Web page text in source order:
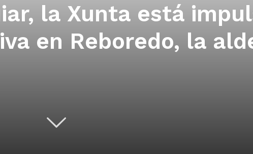
la Xunta está
en Reboredo, la